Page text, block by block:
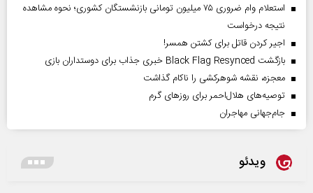
استعلام وام ضروری ۷۵ میلیون تومانی بازنشستگان کشوری؛ نحوه مشاهده
نتیجه درخواست
اجیر کردن قاتل برای کشتن همسر!
بازگشت Black Flag Resynced خبری جذاب برای دوستداران بازی
معجزه، نقشه شوهرکشی را ناکام گذاشت
توصیه‌های هلال‌احمر برای روز‌های گرم
جام‌جهانی مهاجران
ویدئو